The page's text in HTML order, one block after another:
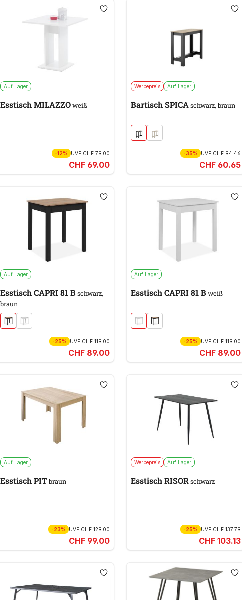
Auf Lager
Esstisch MILAZZOweiß
-12% UVPCHF 79.00
CHF 69.00
Werbepreis Auf Lager
Bartisch SPICAschwarz, braun
-35% UVPCHF 94.46
CHF 60.65
Auf Lager
Esstisch CAPRI 81 Bschwarz,
braun
-25% UVPCHF 119.00
CHF 89.00
Auf Lager
Esstisch CAPRI 81 Bweiß
-25% UVPCHF 119.00
CHF 89.00
Auf Lager
Esstisch PITbraun
-23% UVPCHF 129.00
CHF 99.00
Werbepreis Auf Lager
Esstisch RISORschwarz
-25% UVPCHF 137.79
CHF 103.13